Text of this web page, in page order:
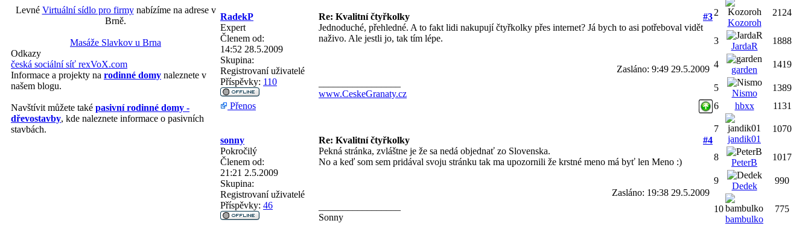
Levné Virtuální sídlo pro firmynabízíme na adrese v
Brně.
Masáže Slavkov u Brna
Odkazy
česká sociální síť rexVoX.com
Informace a projekty na rodinné domy naleznete v
našem blogu.
Navštívit můžete také pasivní rodinné domy -
dřevostavby, kde naleznete informace o pasivních
stavbách.
RadekP Re: Kvalitní čtyřkolky
#3
Expert
Členem od:
14:52 28.5.2009
Skupina:
Registrovaní uživatelé
Příspěvky: 110
Jednoduché, přehledné. A to fakt lidi nakupují čtyřkolky přes internet? Já bych to asi potřeboval vidět
naživo. Ale jestli jo, tak tím lépe.
Zasláno: 9:49 29.5.2009
www.CeskeGranaty.cz
Přenos
sonny Re: Kvalitní čtyřkolky
#4
Pokročilý
Členem od:
21:21 2.5.2009
Skupina:
Registrovaní uživatelé
Příspěvky: 46
Pekná stránka, zvláštne je že sa nedá objednať zo Slovenska.
No a keď som sem pridával svoju stránku tak ma upozornili že krstné meno má byť len Meno :)
Zasláno: 19:38 29.5.2009
Sonny
2
Kozoroh
2124
3
JardaR
1888
4
garden
1419
5
Nismo
1389
6
hbxx 1131
7
jandik01
1070
8
PeterB
1017
9
Dedek
990
10
bambulko
775